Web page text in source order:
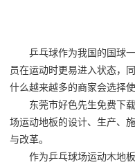
乒乓球作为我国的国球
员在运动时更易进入状态，
什么越来越多的商家会选择
东莞市好色先生免费下
场运动地板的设计、生产、
与改革。
作为乒乓球场运动木地